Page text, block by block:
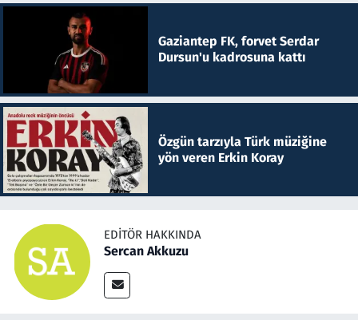
Gaziantep FK, forvet Serdar
Dursun'u kadrosuna kattı
Özgün tarzıyla Türk müziğine
yön veren Erkin Koray
EDITÖR HAKKINDA
Sercan Akkuzu